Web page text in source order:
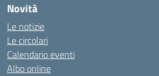
Novità
Le notizie
Le circolari
Calendario eventi
Albo online